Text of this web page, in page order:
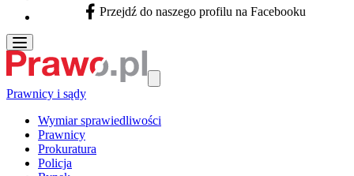
Facebook - otwiera się w nowej karcie
Przejdź do naszego profilu na Facebooku
Prawnicy i sądy
Wymiar sprawiedliwości
Prawnicy
Prokuratura
Policja